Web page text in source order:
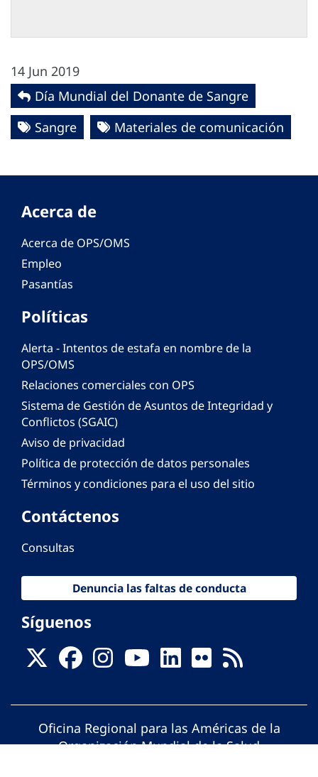
14 Jun 2019
Día Mundial del Donante de Sangre
Sangre
Materiales de comunicación
Acerca de
Acerca de OPS/OMS
Empleo
Pasantías
Políticas
Alerta - Intentos de estafa en nombre de la
OPS/OMS
Relaciones comerciales con OPS
Sistema de Gestión de Asuntos de Integridad y
Conflictos (SGAIC)
Aviso de privacidad
Política de protección de datos personales
Términos y condiciones para el uso del sitio
Contáctenos
Consultas
Denuncia las faltas de conducta
Síguenos
Oficina Regional para las Américas de la
Organización Mundial de la Salud